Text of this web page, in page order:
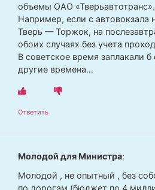
объемы ОАО «Тверьавтотранс».
Например, если с автовокзала
Тверь — Торжок, на
обоих случаях без учета
В советское время заплакали
другие времена…
Ответить
Молодой для Министра:
Молодой , не опытный , без
по дорогам (бюджет по 4